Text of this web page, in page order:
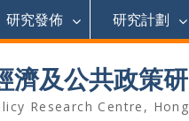
研究發佈 研究計劃
濟及公共政策
Research Centre,